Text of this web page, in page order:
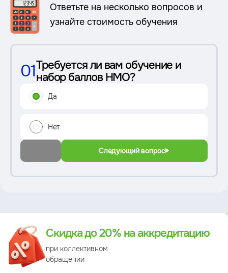
Ответьте на несколько вопросов и
узнайте стоимость обучения
01Требуется ли вам обучение и
набор баллов НМО?
Да
Нет
Следующий вопрос
Преимущество
Скидка до 20% на аккредитацию
при коллективном
обращении